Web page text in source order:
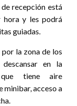
recepción está
hora y les podrá
guiadas.
la zona de los
descansar en la
tiene aire
minibar, acceso a